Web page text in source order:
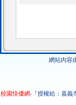
網站內容
校園快優網‧『授權給：嘉義